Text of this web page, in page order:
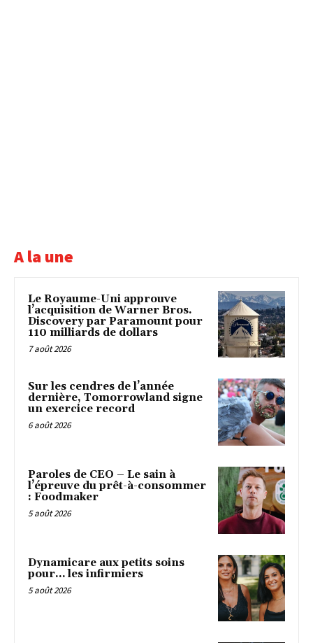
A la une
Le Royaume-Uni approuve
l’acquisition de Warner Bros.
Discovery par Paramount pour
110 milliards de dollars
7 août 2026
Sur les cendres de l’année
dernière, Tomorrowland signe
un exercice record
6 août 2026
Paroles de CEO – Le sain à
l’épreuve du prêt-à-consommer
: Foodmaker
5 août 2026
Dynamicare aux petits soins
pour… les infirmiers
5 août 2026